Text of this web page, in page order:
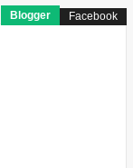
Blogger Facebook